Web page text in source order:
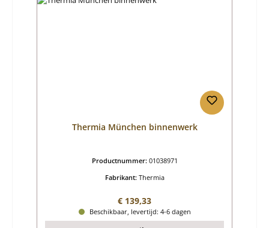
Thermia München binnenwerk
Productnummer: 01038971
Fabrikant: Thermia
Normale prijs:
€ 139,33
Beschikbaar, levertijd: 4-6 dagen